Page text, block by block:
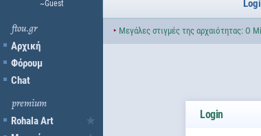
~Guest
ftou.gr
Αρχική
Φόρουμ
Chat
premium
Rohala Art
‣ Μεγάλες στιγμές της αρχαιότητας: Ο
Login